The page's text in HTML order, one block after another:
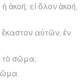
εἰ ὅλον ἀκοή,
ἕκαστον αὐτῶν, ἐν
τὸ σῶμα;